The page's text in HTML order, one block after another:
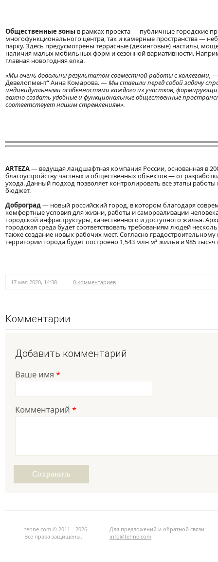
Общественные зоны в рамках проекта — публичные городские
многофункционального центра, так и камерные пространства —
парку. Здесь предусмотрены террасные (декинговые) настилы,
наличия малых мобильных форм и сезонной вариативности.
главная новогодняя елка.
«Мы очень довольны результатом совместной работы с коллегами, —
Девелопмент“ Анна Комарова. —Мы ставили перед собой задачу
индивидуальными особенностями каждого из участков,
важно создать удобные и функциональные общественные
соответствует нашим стремлениям».
ARTEZA— ведущая ландшафтная компания России, основанная в
благоустройству частных и общественных объектов — от
ухода. Данный подход позволяет контролировать все этапы
бюджет.
Доброград— новый российский город, в котором благодаря
комфортные условия для жизни, работы и самореализации
городской инфраструктуры, качественного и доступного жилья.
городская среда будет соответствовать требованиям людей
также создание новых рабочих мест. Согласно
территории города будет построено 1,543 млн м² жилья и 985
17 мая 2020, 14:38 0 комментариев
Комментарии
Добавить комментарий
Ваше имя *
Комментарий *
tehne.com © 2011—2026
Все права защищены.
Для предложений и обратной связи:
info@tehne.com